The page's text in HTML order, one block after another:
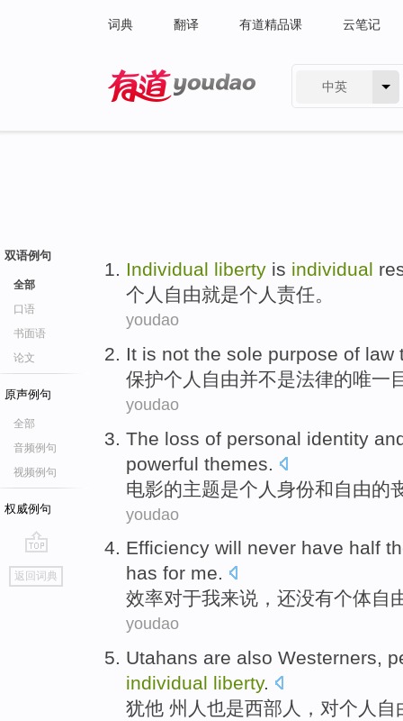
词典 翻译 有道精品课 云笔记
中英
双语例句
全部
口语
书面语
论文
原声例句
全部
音频例句
视频例句
权威例句
go
top
返回词典
Individual liberty is individual
个人 自由就是个人 责任。
youdao
It is not the sole purpose of law
保护个人 自由并不是法律的唯一
youdao
The loss of personal identity
powerful themes
电影的主题是个人 身份和 自由的
youdao
Efficiency will never have half
has for me.
效率对于我来说 ， 还没有个体自
youdao
Utahans are also Westerners,
individual liberty.
犹他 州人 也是西部人 ， 对个人 自